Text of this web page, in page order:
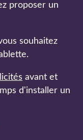
proposer un
souhaitez
avant et
d'installer un